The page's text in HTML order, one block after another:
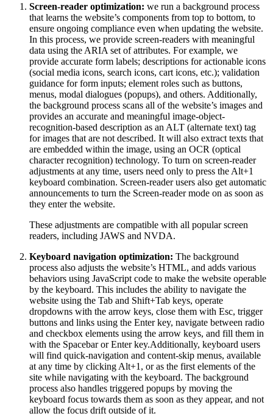
Screen-reader optimization: we run a background process
that learns the website’s components from top to bottom, to
ensure ongoing compliance even when updating the website.
In this process, we provide screen-readers with meaningful
data using the ARIA set of attributes. For example, we
provide accurate form labels; descriptions for actionable icons
(social media icons, search icons, cart icons, etc.); validation
guidance for form inputs; element roles such as buttons,
menus, modal dialogues (popups), and others. Additionally,
the background process scans all of the website’s images and
provides an accurate and meaningful image-object-
recognition-based description as an ALT (alternate text) tag
for images that are not described. It will also extract texts that
are embedded within the image, using an OCR (optical
character recognition) technology. To turn on screen-reader
adjustments at any time, users need only to press the Alt+1
keyboard combination. Screen-reader users also get automatic
announcements to turn the Screen-reader mode on as soon as
they enter the website.
These adjustments are compatible with all popular screen
readers, including JAWS and NVDA.
Keyboard navigation optimization: The background
process also adjusts the website’s HTML, and adds various
behaviors using JavaScript code to make the website operable
by the keyboard. This includes the ability to navigate the
website using the Tab and Shift+Tab keys, operate
dropdowns with the arrow keys, close them with Esc, trigger
buttons and links using the Enter key, navigate between radio
and checkbox elements using the arrow keys, and fill them in
with the Spacebar or Enter key.Additionally, keyboard users
will find quick-navigation and content-skip menus, available
at any time by clicking Alt+1, or as the first elements of the
site while navigating with the keyboard. The background
process also handles triggered popups by moving the
keyboard focus towards them as soon as they appear, and not
allow the focus drift outside of it.